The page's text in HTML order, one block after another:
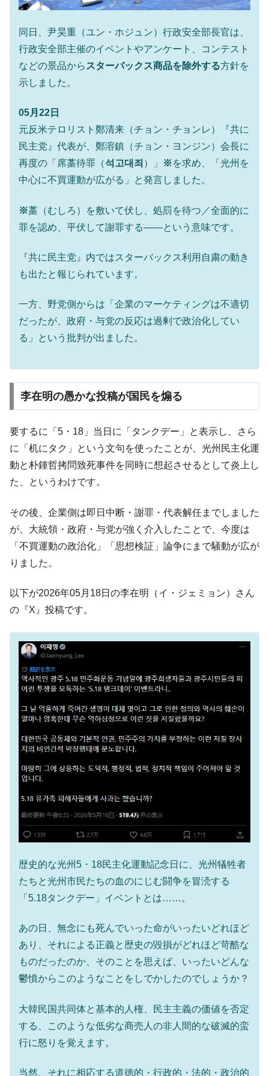
同日、尹昊重（ユン・ホジュン）行政安全部長官は、
行政安全部主催のイベントやアンケート、コンテスト
などの景品から スターバックス商品を除外する方針を
示しました。
05月22日
元反米テロリスト鄭清来（チョン・チョンレ）『共に
民主党』代表が、鄭溶鎮（チョン・ヨンジン）会長に
再度の「席藁待罪（석고대죄 ）」 ※を求め、「光州を
中心に不買運動が広がる」と発言しました。
※藁（むしろ）を敷いて伏し、処罰を待つ／全面的に
罪を認め、平伏して謝罪する――という意味です。
『共に民主党』内ではスターバックス利用自粛の動き
も出たと報じられています。
一方、野党側からは「企業のマーケティングは不適切
だったが、政府・与党の反応は過剰で政治化してい
る」という批判が出ました。
李在明の愚かな投稿が国民を煽る
要するに「5・18」当日に「タンクデー」と表示し、さら
に「机にタク」という文句を使ったことが、光州民主化運
動と朴鍾哲拷問致死事件を同時に想起させるとして炎上し
た、というわけです。
その後、企業側は即日中断・謝罪・代表解任までしました
が、大統領・政府・与党が強く介入したことで、今度は
「不買運動の政治化」「思想検証」論争にまで騒動が広が
りました。
以下が2026年05月18日の李在明（イ・ジェミョン）さん
の『X』投稿です。
歴史的な光州5・18民主化運動記念日に、光州犠牲者
たちと光州市民たちの血のにじむ闘争を冒涜する
「5.18タンクデー」イベントとは……。
あの日、無念にも死んでいった命がいったいどれほど
あり、それによる正義と歴史の毀損がどれほど苛酷な
ものだったのか、そのことを思えば、いったいどんな
鬱憤からこのようなことをしでかしたのでしょうか？
大韓民国共同体と基本的人権、民主主義の価値を否定
する、このような低劣な商売人の非人間的な破滅的蛮
行に怒りを覚えます。
当然、それに相応する道徳的・行政的・法的・政治的